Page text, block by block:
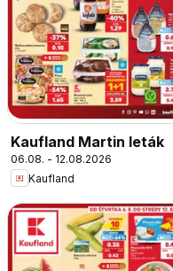
Kaufland Martin leták
06.08. - 12.08.2026
Kaufland